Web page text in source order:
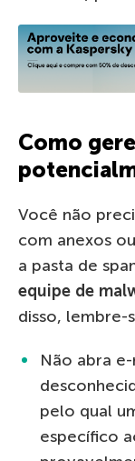
Como
Você não
com anexos
a pasta de
equipe de
disso, lembre-
Não abra
pelo qual
específico